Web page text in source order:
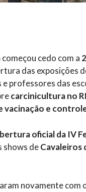
cedo com a
das exposições
professores das
carcinicultura no
vacinação e
oficial da IV
shows deCavaleiros
novamente com